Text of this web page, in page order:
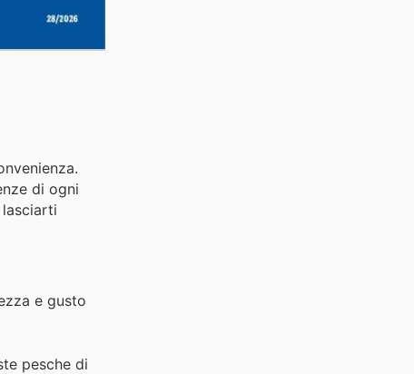
di ogni
e gusto
pesche di